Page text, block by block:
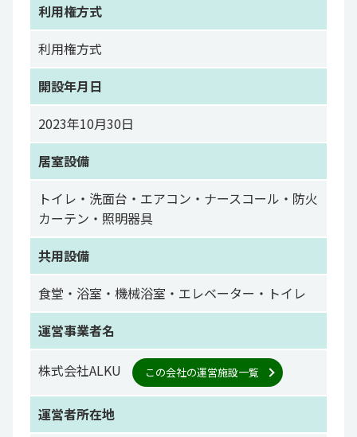
利用権方式
利用権方式
開設年月日
2023年10月30日
居室設備
トイレ・洗面台・エアコン・ナースコール・防火
カーテン・照明器具
共用設備
食堂・浴室・機械浴室・エレベーター・トイレ
運営事業者名
株式会社ALKU この会社の運営施設一覧
運営者所在地